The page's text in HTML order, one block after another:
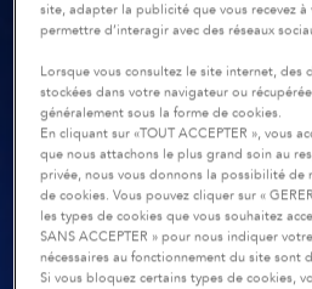
site, adapter la publicité que vous recevez
permettre d’interagir avec des réseaux
Lorsque vous consultez le site internet, des
stockées dans votre navigateur ou
généralement sous la forme de cookies.
En cliquant sur «TOUT ACCEPTER », vous
que nous attachons le plus grand soin au
privée, nous vous donnons la possibilité de
de cookies. Vous pouvez cliquer sur «
les types de cookies que vous souhaitez
SANS ACCEPTER » pour nous indiquer
nécessaires au fonctionnement du site sont
Si vous bloquez certains types de cookies,